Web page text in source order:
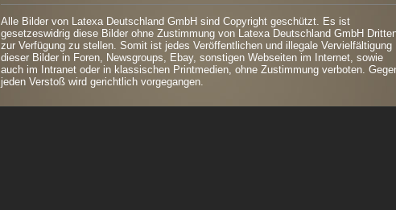
Alle Bilder von Latexa Deutschland GmbH sind Copyright geschützt. Es ist
gesetzeswidrig diese Bilder ohne Zustimmung von Latexa Deutschland GmbH
zur Verfügung zu stellen. Somit ist jedes Veröffentlichen und illegale Vervielfältigung
dieser Bilder in Foren, Newsgroups, Ebay, sonstigen Webseiten im Internet, sowie
auch im Intranet oder in klassischen Printmedien, ohne Zustimmung verboten.
jeden Verstoß wird gerichtlich vorgegangen.